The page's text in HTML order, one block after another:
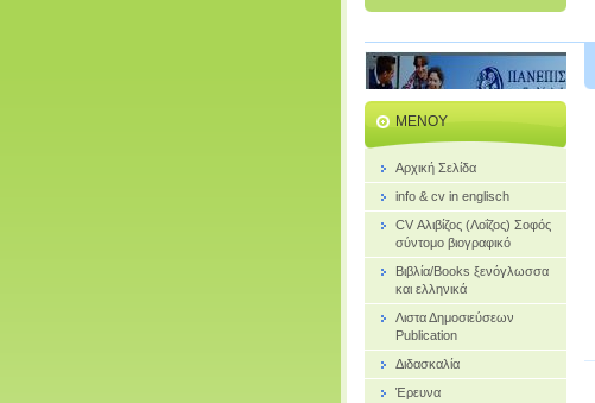
ΜΕΝΟΎ
Αρχική Σελίδα
info & cv in englisch
CV Αλιβίζος (Λοΐζος) Σοφός
σύντομο βιογραφικό
Bιβλία/Books ξενόγλωσσα
και ελληνικά
Λιστα Δημοσιεύσεων
Publication
Διδασκαλία
Έρευνα